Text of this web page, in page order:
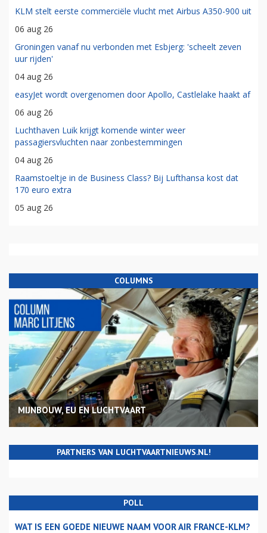
KLM stelt eerste commerciële vlucht met Airbus A350-900 uit
06 aug 26
Groningen vanaf nu verbonden met Esbjerg: 'scheelt zeven
uur rijden'
04 aug 26
easyJet wordt overgenomen door Apollo, Castlelake haakt af
06 aug 26
Luchthaven Luik krijgt komende winter weer
passagiersvluchten naar zonbestemmingen
04 aug 26
Raamstoeltje in de Business Class? Bij Lufthansa kost dat
170 euro extra
05 aug 26
COLUMNS
MIJNBOUW, EU EN LUCHTVAART
PARTNERS VAN LUCHTVAARTNIEUWS.NL!
POLL
WAT IS EEN GOEDE NIEUWE NAAM VOOR AIR FRANCE-KLM?